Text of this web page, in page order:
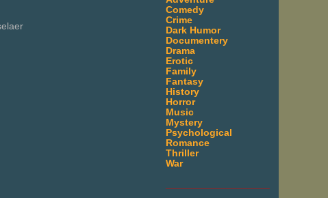
Comedy
Crime
Dark Humor
Documentery
Drama
Erotic
Family
Fantasy
History
Horror
Music
Mystery
Psychological
Romance
Thriller
War